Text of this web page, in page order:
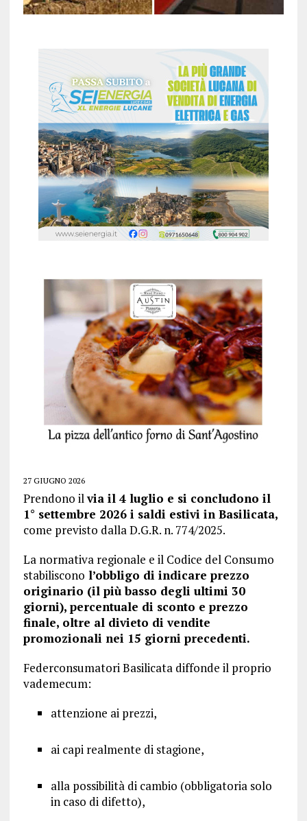
27 GIUGNO 2026
Prendono ilvia il 4 luglio e si concludono il
1° settembre 2026 i saldi estivi in Basilicata,
come previsto dalla D.G.R. n. 774/2025.
La normativa regionale e il Codice del Consumo
stabiliscono l’obbligo di indicare prezzo
originario (il più basso degli ultimi 30
giorni), percentuale di sconto e prezzo
finale, oltre al divieto di vendite
promozionali nei 15 giorni precedenti.
Federconsumatori Basilicata diffonde il proprio
vademecum:
attenzione ai prezzi,
ai capi realmente di stagione,
alla possibilità di cambio (obbligatoria solo
in caso di difetto),